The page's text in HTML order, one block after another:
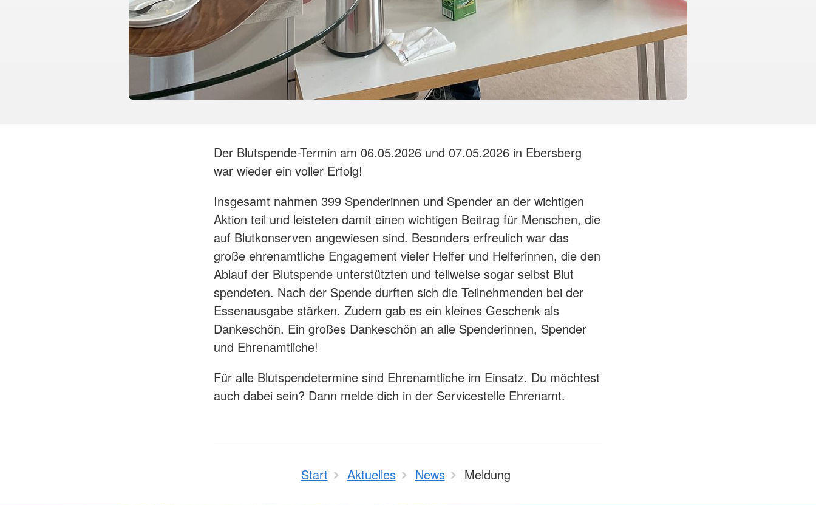
Der Blutspende-Termin am 06.05.2026 und 07.05.2026 in Ebersberg
war wieder ein voller Erfolg!
Insgesamt nahmen 399 Spenderinnen und Spender an der wichtigen
Aktion teil und leisteten damit einen wichtigen Beitrag für Menschen, die
auf Blutkonserven angewiesen sind. Besonders erfreulich war das
große ehrenamtliche Engagement vieler Helfer und Helferinnen, die den
Ablauf der Blutspende unterstützten und teilweise sogar selbst Blut
spendeten. Nach der Spende durften sich die Teilnehmenden bei der
Essenausgabe stärken. Zudem gab es ein kleines Geschenk als
Dankeschön. Ein großes Dankeschön an alle Spenderinnen, Spender
und Ehrenamtliche!
Für alle Blutspendetermine sind Ehrenamtliche im Einsatz. Du möchtest
auch dabei sein? Dann melde dich in der Servicestelle Ehrenamt.
Start Aktuelles News Meldung